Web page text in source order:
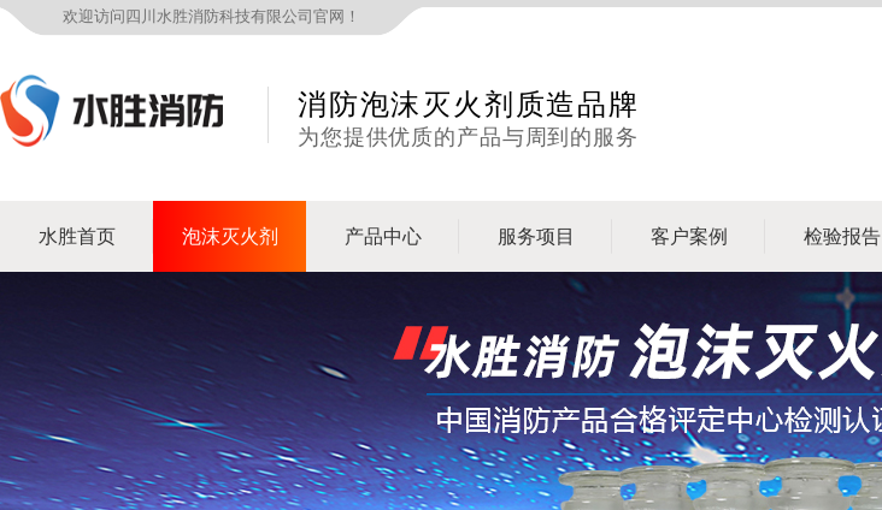
欢迎访问四川水胜消防科技有限公司官网！
消防泡沫灭火剂质造品牌
为您提供优质的产品与周到的服务
水胜首页 泡沫灭火剂 产品中心 服务项目 客户案例 检验报告